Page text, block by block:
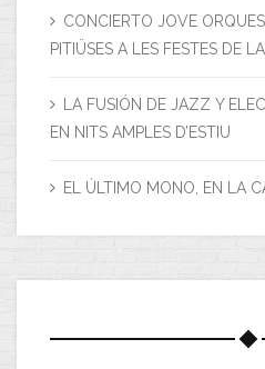
CONCIERTO JOVE
PITIÜSES A LES FESTES DE
LA FUSIÓN DE JAZZ Y
EN NITS AMPLES D’ESTIU
EL ÚLTIMO MONO, EN LA